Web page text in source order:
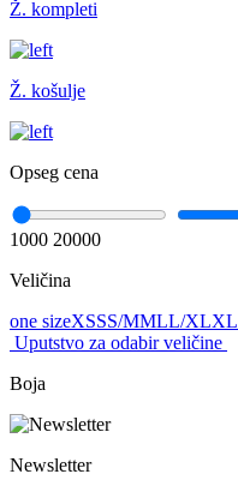
Ž. kompleti
Ž. košulje
Opseg cena
1000 20000
Veličina
one sizeXSSS/MMLL/XLXL
Uputstvo za odabir veličine
Boja
Newsletter